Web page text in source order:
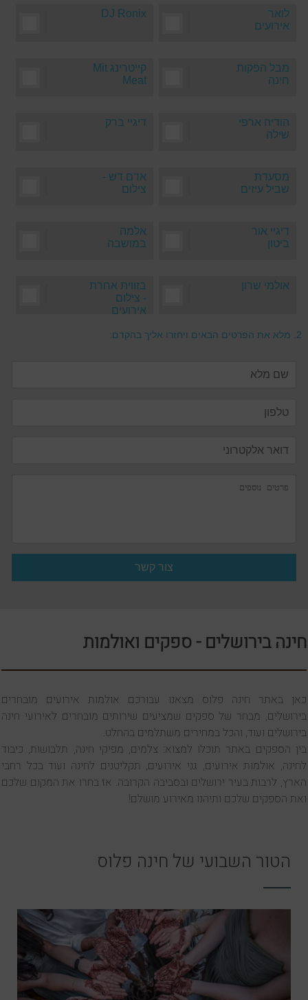
לואר
אירועים
DJ Ronix
מבל הפקות
חינה
קייטרינג Mit
Meat
הודיה ארפי
שילה
דיגיי ברק
מסעדת
שביל עיזים
אדם דש -
צילום
דיגיי אור
ביטון
אלמה
במושבה
אולמי שרון
בזווית אחרת
- צילום
אירועים
2. מלא את הפרטים הבאים ויחזרו אליך בהקדם:
חינה בירושלים - ספקים ואולמות
כאן באתר חינה פלוס מצאנו עבורכם אולמות אירועים מובחרים
בירושלים, מבחר של ספקים שמציעים שירותים מובחרים לאירועי חינה
בירושלים ועוד, והכל במחירים משתלמים בהחלט.
בין הספקים באתר תוכלו למצוא: צלמים, מפיקי חינה, תלבושות, כיבוד
לחינה, אולמות אירועים, גני אירועים, תקליטנים לחינה ועוד בכל רחבי
הארץ, לרבות בעיר ירושלים ובסביבה הקרובה. אז בחרו את המקום שלכם
ואת הספקים שלכם ותיהנו מאירוע מושלם!
הטור השבועי של חינה פלוס